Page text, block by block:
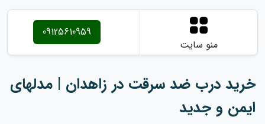
منو سایت
09125610959
خرید درب ضد سرقت در زاهدان | مدلهای
ایمن و جدید